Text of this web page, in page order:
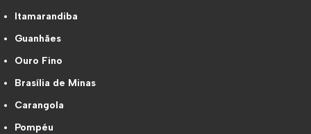
Itamarandiba
Guanhães
Ouro Fino
Brasília de Minas
Carangola
Pompéu